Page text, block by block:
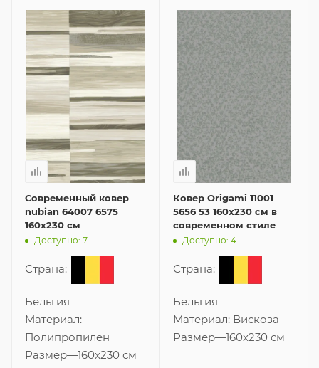
Современный ковер
nubian 64007 6575
160x230 см
Доступно: 7
Страна:
Бельгия
Материал:
Полипропилен
Размер—160x230 см
Ковер Origami 11001
5656 53 160x230 см в
современном стиле
Доступно: 4
Страна:
Бельгия
Материал: Вискоза
Размер—160x230 см